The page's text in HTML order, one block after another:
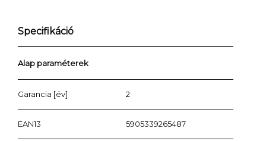
Specifikáció
Alap paraméterek
Garancia [év] 2
EAN13 5905339265487